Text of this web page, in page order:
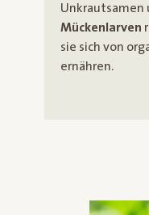
Unkrautsamen
Mückenlarven
sie sich von
ernähren.